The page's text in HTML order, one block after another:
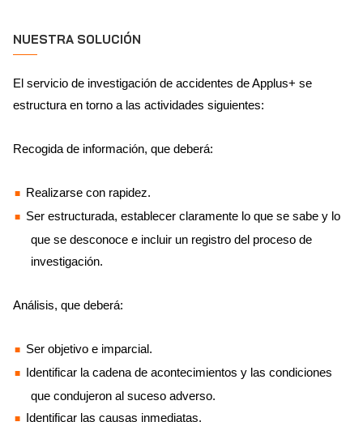
NUESTRA SOLUCIÓN
El servicio de investigación de accidentes de Applus+ se
estructura en torno a las actividades siguientes:
Recogida de información, que deberá:
Realizarse con rapidez.
Ser estructurada, establecer claramente lo que se sabe y lo
que se desconoce e incluir un registro del proceso de
investigación.
Análisis, que deberá:
Ser objetivo e imparcial.
Identificar la cadena de acontecimientos y las condiciones
que condujeron al suceso adverso.
Identificar las causas inmediatas.